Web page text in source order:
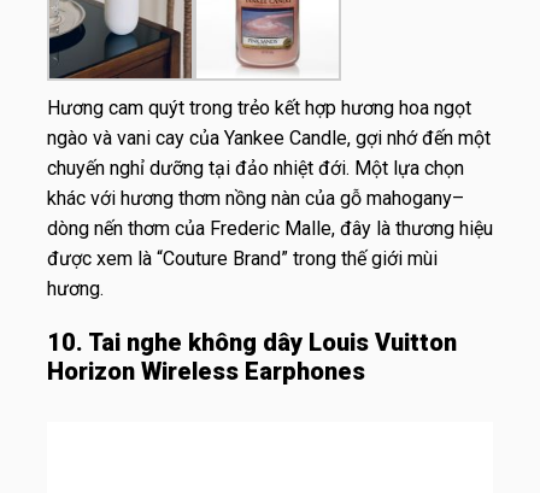
Hương cam quýt trong trẻo kết hợp hương hoa ngọt
ngào và vani cay của Yankee Candle, gợi nhớ đến một
chuyến nghỉ dưỡng tại đảo nhiệt đới. Một lựa chọn
khác với hương thơm nồng nàn của gỗ mahogany–
dòng nến thơm của Frederic Malle, đây là thương hiệu
được xem là “Couture Brand” trong thế giới mùi
hương.
10. Tai nghe không dây Louis Vuitton
Horizon Wireless Earphones